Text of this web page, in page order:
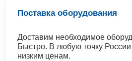
Поставка оборудования
Доставим необходимое
Быстро. В любую точку
низким ценам.